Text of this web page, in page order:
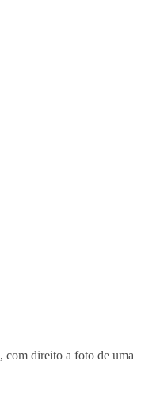
, com direito a foto de uma